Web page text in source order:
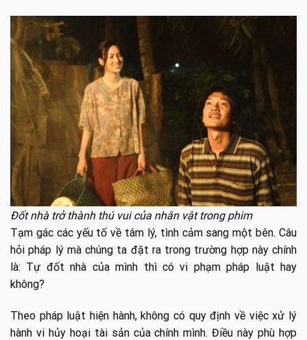
Đốt nhà trở thành thú vui của nhân vật trong phim
Tạm gác các yếu tố về tâm lý, tình cảm sang một bên. Câu
hỏi pháp lý mà chúng ta đặt ra trong trường hợp này chính
là: Tự đốt nhà của mình thì có vi phạm pháp luật hay
không?
Theo pháp luật hiện hành, không có quy định về việc xử lý
hành vi hủy hoại tài sản của chính mình. Điều này phù hợp